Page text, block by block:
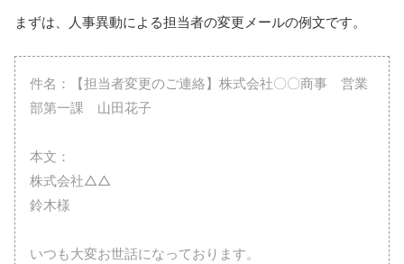
まずは、人事異動による担当者の変更メールの例文です。
件名：【担当者変更のご連絡】株式会社〇〇商事 営業
部第一課 山田花子
本文：
株式会社△△
鈴木様
いつも大変お世話になっております。